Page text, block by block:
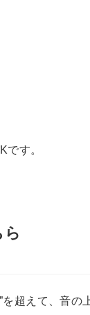
です。
超えて、音の